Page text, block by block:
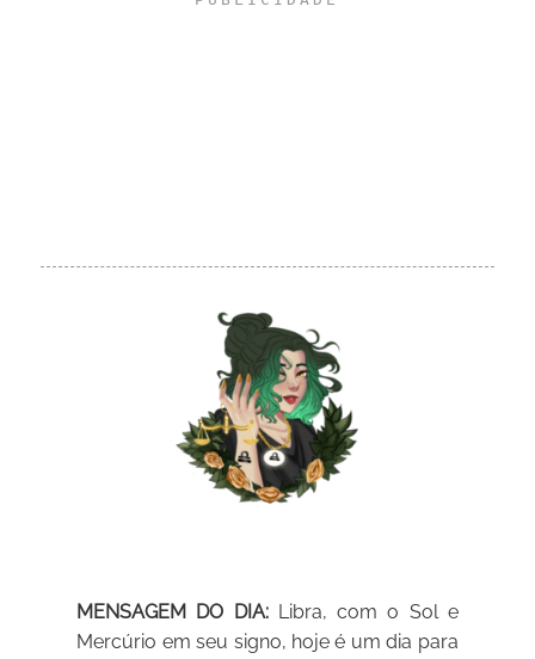
MENSAGEM DO DIA:Libra, com o Sol e
Mercúrio em seu signo, hoje é um dia para